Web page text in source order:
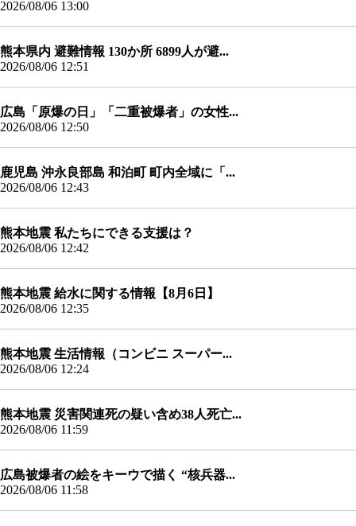
2026/08/06 13:00
熊本県内 避難情報 130か所 6899人が避...
2026/08/06 12:51
広島「原爆の日」「二重被爆者」の女性...
2026/08/06 12:50
鹿児島 沖永良部島 和泊町 町内全域に「...
2026/08/06 12:43
熊本地震 私たちにできる支援は？
2026/08/06 12:42
熊本地震 給水に関する情報【8月6日】
2026/08/06 12:35
熊本地震 生活情報（コンビニ スーパー...
2026/08/06 12:24
熊本地震 災害関連死の疑い含め38人死亡...
2026/08/06 11:59
広島被爆者の絵をキーウで描く “核兵器...
2026/08/06 11:58